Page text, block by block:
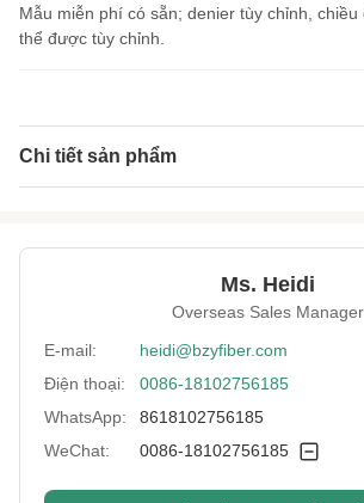
Mẫu miễn phí có sẵn; denier tùy chỉnh,
thể được tùy chỉnh.
Chi tiết sản phẩm
Specification: 7D*64MM
Tự nhiên
Color: trắng
More Sizes: Có thể tùy chỉnh
Ms. Heidi
Overseas Sales Manager
E-mail:
heidi@bzyfiber.com
Điện thoại:
0086-18102756185
WhatsApp:
8618102756185
WeChat:
0086-18102756185